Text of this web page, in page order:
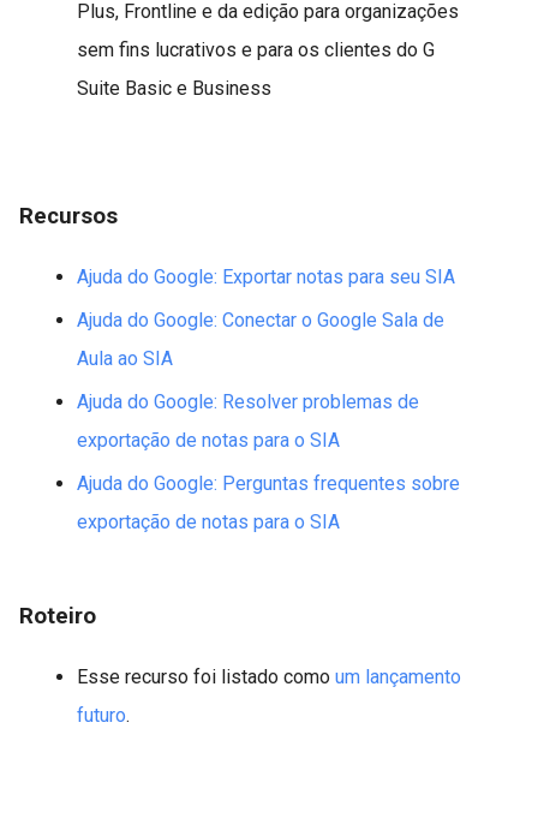
Plus, Frontline e da edição para organizações
sem fins lucrativos e para os clientes do G
Suite Basic e Business
Recursos
Ajuda do Google: Exportar notas para seu SIA
Ajuda do Google: Conectar o Google Sala de
Aula ao SIA
Ajuda do Google: Resolver problemas de
exportação de notas para o SIA
Ajuda do Google: Perguntas frequentes sobre
exportação de notas para o SIA
Roteiro
Esse recurso foi listado como um lançamento
futuro.